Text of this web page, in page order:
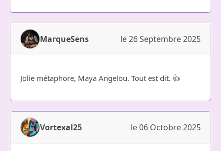
MarqueSens le 26 Septembre 2025
Jolie métaphore, Maya Angelou. Tout est dit. 👍
Vortexal25 le 06 Octobre 2025